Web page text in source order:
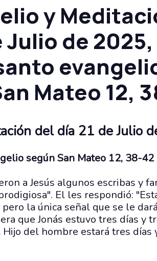
y
Julio de
Mateo 12,
del día 21 de Julio
según San Mateo 12, 38-42
a Jesús algunos escribas y
El les respondió:
la única señal que se le
que Jonás estuvo tres días y
del hombre estará tres días